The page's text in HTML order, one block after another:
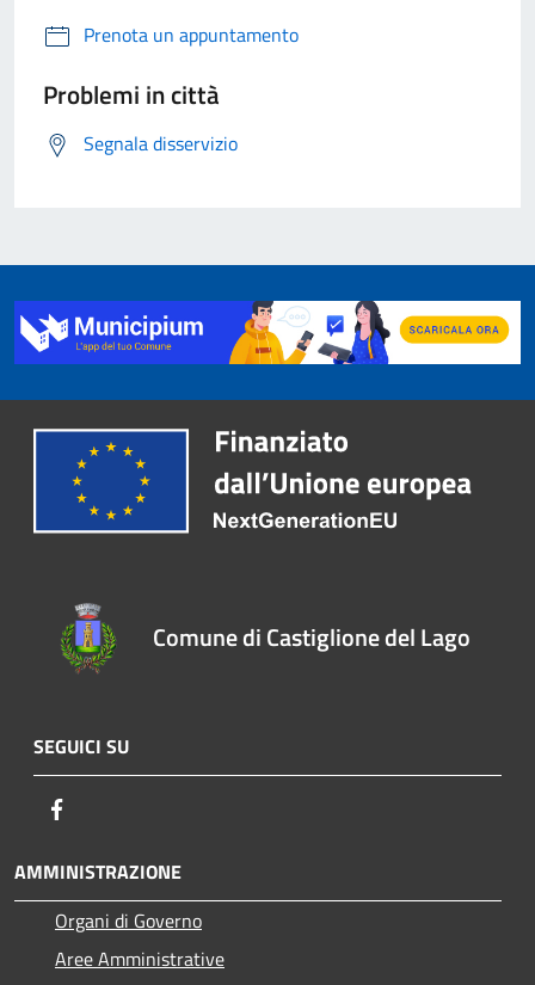
Prenota un appuntamento
Problemi in città
Segnala disservizio
Comune di Castiglione del Lago
SEGUICI SU
AMMINISTRAZIONE
Organi di Governo
Aree Amministrative